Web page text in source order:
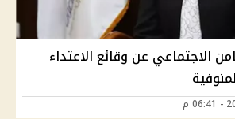
الاجتماعي عن وقائع الاعتداء